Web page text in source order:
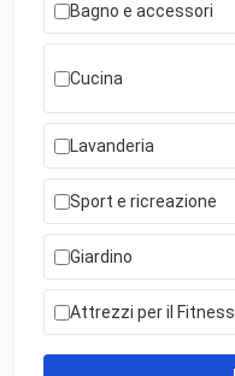
Bagno e accessori
Cucina
Lavanderia
Sport e ricreazione
Giardino
Attrezzi per il Fitness